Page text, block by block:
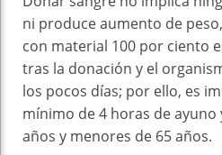
ni produce aumento de
con material 100 por ciento
tras la donación y el
los pocos días; por ello, es
mínimo de 4 horas de ayuno
años y menores de 65 años.